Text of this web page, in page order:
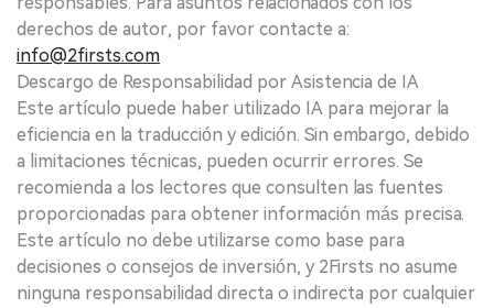
derechos de autor, por favor contacte a:
info@2firsts.com
Descargo de Responsabilidad por Asistencia de IA
Este artículo puede haber utilizado IA para mejorar la
eficiencia en la traducción y edición. Sin embargo, debido
a limitaciones técnicas, pueden ocurrir errores. Se
recomienda a los lectores que consulten las fuentes
proporcionadas para obtener información más precisa.
Este artículo no debe utilizarse como base para
decisiones o consejos de inversión, y 2Firsts no asume
ninguna responsabilidad directa o indirecta por cualquier